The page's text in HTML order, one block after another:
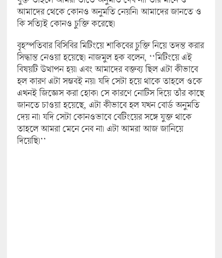
আমাদের থেকে কোনও অনুমতি নেয়নি। আমাদের জানতে ও
কি সত্যিই কোনও চুক্তি করেছে।
বৃহস্পতিবার বিসিবির মিটিংয়ে শাকিবের চুক্তি নিয়ে তদন্ত করার
সিদ্ধান্ত নেওয়া হয়েছে। নাজমুল হক বলেন, ‘‘মিটিংয়ে এই
বিষয়টি উত্থাপন হয়। এবং আমাদের বক্তব্য ছিল এটা কীভাবে
হল কারণ এটা সম্ভবই নয়। যদি সেটা হয়ে থাকে তাহলে ওকে
এখনই জিজ্ঞেস করা হোক। সে কারণে নোটিস দিয়ে তাঁর কাছে
জানতে চাওয়া হয়েছে, এটা কীভাবে হল যখন বোর্ড অনুমতি
দেয় না। যদি সেটা কোনওভাবে বেটিংয়ের সঙ্গে যুক্ত থাকে
তাহলে আমরা মেনে নেব না। এটা আমরা আজ জানিয়ে
দিয়েছি।’’